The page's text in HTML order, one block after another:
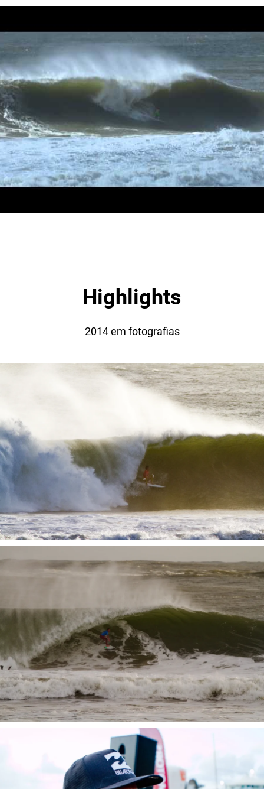
Highlights
2014 em fotografias